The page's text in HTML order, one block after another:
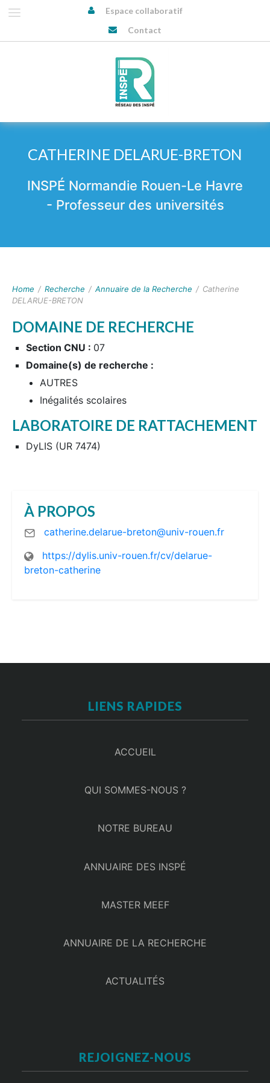
Espace collaboratif
Contact
CATHERINE DELARUE-BRETON
INSPÉ Normandie Rouen-Le Havre
- Professeur des universités
Home / Recherche / Annuaire de la Recherche / Catherine
DELARUE-BRETON
DOMAINE DE RECHERCHE
Section CNU : 07
Domaine(s) de recherche :
AUTRES
Inégalités scolaires
LABORATOIRE DE RATTACHEMENT
DyLIS (UR 7474)
À PROPOS
catherine.delarue-breton@univ-rouen.fr
https://dylis.univ-rouen.fr/cv/delarue-
breton-catherine
LIENS RAPIDES
ACCUEIL
QUI SOMMES-NOUS ?
NOTRE BUREAU
ANNUAIRE DES INSPÉ
MASTER MEEF
ANNUAIRE DE LA RECHERCHE
ACTUALITÉS
REJOIGNEZ-NOUS